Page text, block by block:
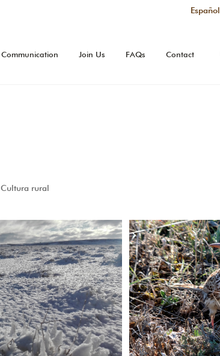
Español
Communication Join Us FAQs Contact
Cultura rural